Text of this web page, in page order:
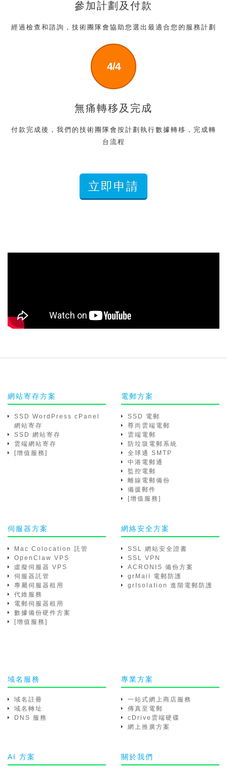
參加計劃及付款
經過檢查和諮詢，技術團隊會協助您選出最適合您的 服務計劃
4/4
無痛轉移及完成
付款完成後，我們的技術團隊會按計劃執行數據轉移，完成轉
台流程
立即申請
網站寄存方案
SSD WordPress cPanel
網站寄存
SSD 網站寄存
雲端網站寄存
[增值服務]
電郵方案
SSD 電郵
尊尚雲端電郵
雲端電郵
防垃圾電郵系統
全球通 SMTP
中港電郵通
監控電郵
離線電郵備份
備援郵件
[增值服務]
伺服器方案
Mac Colocation 託管
OpenClaw VPS
虛擬伺服器 VPS
伺服器託管
專屬伺服器租用
代維服務
電郵伺服器租用
數據備份硬件方案
[增值服務]
網絡安全方案
SSL 網站安全證書
SSL VPN
ACRONIS 備份方案
grMail 電郵防護
grIsolation 進階電郵防護
域名服務
域名註冊
域名轉址
DNS 服務
專業方案
一站式網上商店服務
傳真至電郵
cDrive雲端硬碟
網上推廣方案
AI 方案 關於我們